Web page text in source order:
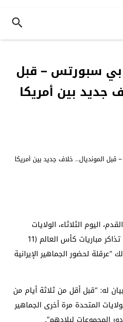
بي سبورتس – قبل
جديد بين أمريكا
اليوم الثلاثاء، الولايات
المتحدة بسحب حصتها من تذاكر مباريات كأس العالم (11
ذلك “عرقلة لحضور الجماهير الإيرانية
له: “قبل أقل من ثلاثة أيام من
المتحدة مرة أخرى الجماهير